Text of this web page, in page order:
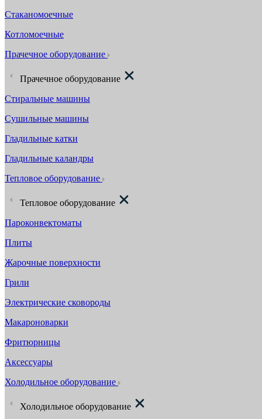
Стаканомоечные
Котломоечные
Прачечное оборудование
Прачечное оборудование
Стиральные машины
Сушильные машины
Гладильные катки
Гладильные каландры
Тепловое оборудование
Тепловое оборудование
Пароконвектоматы
Плиты
Жарочные поверхности
Грили
Электрические сковороды
Макароноварки
Фритюрницы
Аксессуары
Холодильное оборудование
Холодильное оборудование